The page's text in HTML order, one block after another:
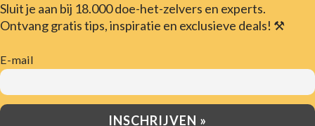
Sluit je aan bij 18.000 doe-het-zelvers en experts.
Ontvang gratis tips, inspiratie en exclusieve deals! ⚒️
E-mail